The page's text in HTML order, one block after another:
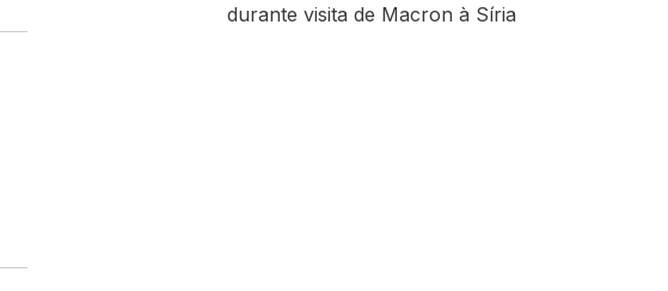
durante visita de Macron à Síria